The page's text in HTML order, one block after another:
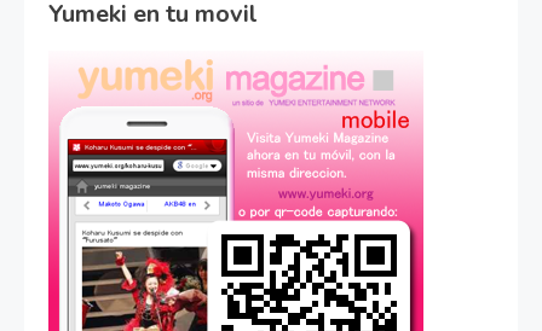
Yumeki en tu movil